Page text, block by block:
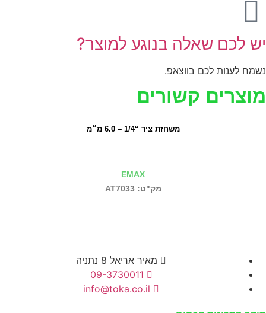
יש לכם שאלה בנוגע למוצר?
נשמח לענות לכם בווצאפ.
מוצרים קשורים
משחזת ציר “1/4 – 6.0 מ״מ
EMAX
מק"ט: AT7033
מאיר אריאל 8 נתניה
09-3730011
info@toka.co.il